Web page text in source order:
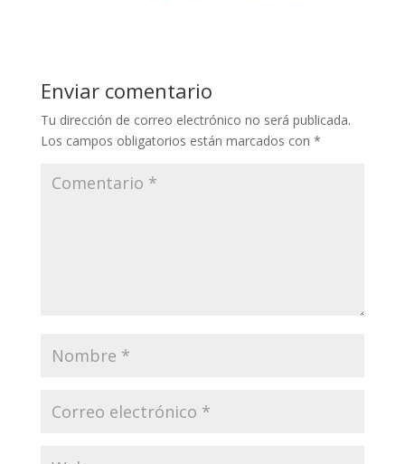
Enviar comentario
Tu dirección de correo electrónico no será publicada.
Los campos obligatorios están marcados con *